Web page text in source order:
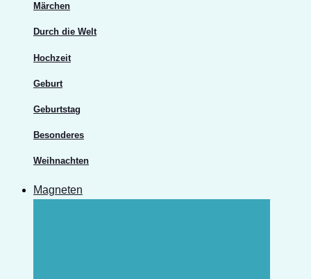
Märchen
Durch die Welt
Hochzeit
Geburt
Geburtstag
Besonderes
Weihnachten
Magneten